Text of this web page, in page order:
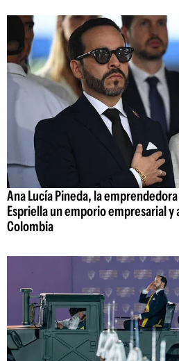
Ana Lucía Pineda, la
Espriella un emporio empresarial y
Colombia